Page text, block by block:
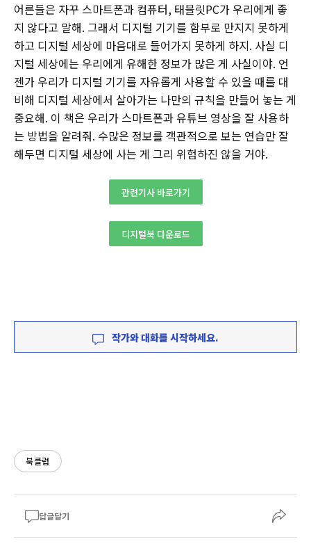
어른들은 자꾸 스마트폰과 컴퓨터, 태블릿PC가 우리에게 좋
지 않다고 말해. 그래서 디지털 기기를 함부로 만지지 못하게
하고 디지털 세상에 마음대로 들어가지 못하게 하지. 사실 디
지털 세상에는 우리에게 유해한 정보가 많은 게 사실이야. 언
젠가 우리가 디지털 기기를 자유롭게 사용할 수 있을 때를 대
비해 디지털 세상에서 살아가는 나만의 규칙을 만들어 놓는 게
중요해. 이 책은 우리가 스마트폰과 유튜브 영상을 잘 사용하
는 방법을 알려줘. 수많은 정보를 객관적으로 보는 연습만 잘
해두면 디지털 세상에 사는 게 그리 위험하진 않을 거야.
관련기사 바로가기
디지털북 다운로드
작가와 대화를 시작하세요.
북클럽
답글달기